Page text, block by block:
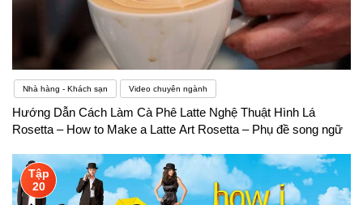
Nhà hàng - Khách sạn Video chuyên ngành
Hướng Dẫn Cách Làm Cà Phê Latte Nghệ Thuật Hình Lá
Rosetta – How to Make a Latte Art Rosetta – Phụ đề song ngữ
Tập
20